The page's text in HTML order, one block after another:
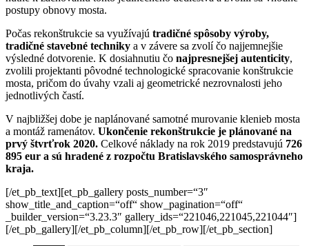
postupy obnovy mosta.
Počas rekonštrukcie sa využívajú tradičné spôsoby výroby,
tradičné stavebné techniky a v závere sa zvolí čo najjemnejšie
výsledné dotvorenie. K dosiahnutiu čo najpresnejšej autenticity,
zvolili projektanti pôvodné technologické spracovanie konštrukcie
mosta, pričom do úvahy vzali aj geometrické nezrovnalosti jeho
jednotlivých častí.
V najbližšej dobe je naplánované samotné murovanie klenieb mosta
a montáž ramenátov. Ukončenie rekonštrukcie je plánované na
prvý štvrťrok 2020. Celkové náklady na rok 2019 predstavujú 726
895 eur a sú hradené z rozpočtu Bratislavského samosprávneho
kraja.
[/et_pb_text][et_pb_gallery posts_number=“3″
show_title_and_caption=“off“ show_pagination=“off“
_builder_version=“3.23.3″ gallery_ids=“221046,221045,221044″]
[/et_pb_gallery][/et_pb_column][/et_pb_row][/et_pb_section]